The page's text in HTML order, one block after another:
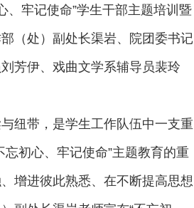
、牢记使命”学生干部主题培训暨
（处）副处长渠岩、院团委书记
芳伊、戏曲文学系辅导员裴玲
纽带，是学生工作队伍中一支重
初心、牢记使命”主题教育的重
增进彼此熟悉、在不断提高思想